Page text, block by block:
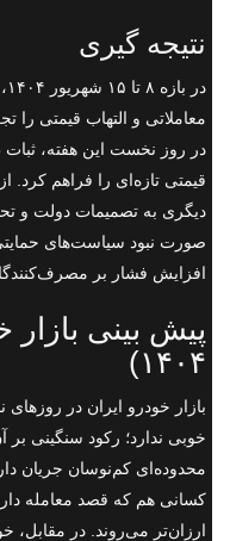
نتیجه گیری
در
معاملاتی و التهاب قیمتی را
در روز نخست این هفته، ثبات
قیمتی تازه‌ای را فراهم کرد.
دیگری به تصمیمات دولت و
صورت نبود سیاست‌های حمایتی و
افزایش فشار بر مصرف‌کنندگان
۱۴۰۴)
بازار خودرو ایران در روزهای
خوبی ندارد؛ رکود سنگینی بر آن
محدوده‌ای کم‌نوسان جریان
کسانی هم که قصد معامله
ارزان‌تر می‌روند. در مقابل،